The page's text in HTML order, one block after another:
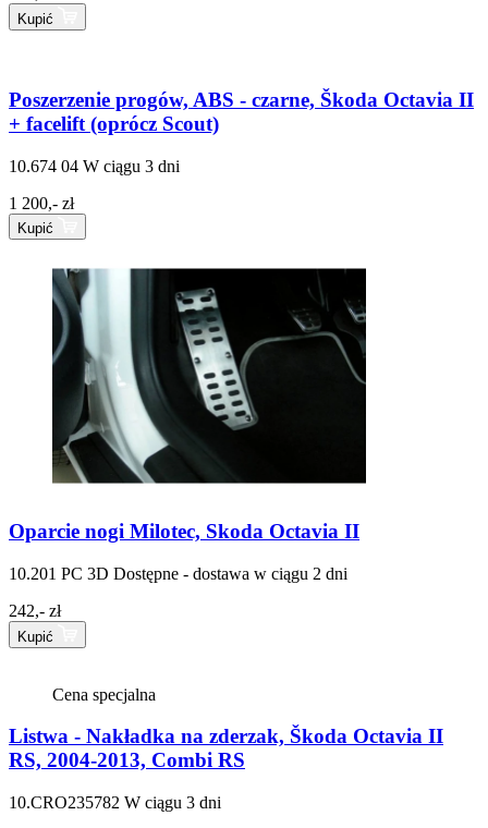
Kupić
Poszerzenie progów, ABS - czarne, Škoda Octavia II
+ facelift (oprócz Scout)
10.674 04 W ciągu 3 dni
1 200,- zł
Kupić
Oparcie nogi Milotec, Skoda Octavia II
10.201 PC 3D Dostępne - dostawa w ciągu 2 dni
242,- zł
Kupić
Cena specjalna
Listwa - Nakładka na zderzak, Škoda Octavia II
RS, 2004-2013, Combi RS
10.CRO235782 W ciągu 3 dni